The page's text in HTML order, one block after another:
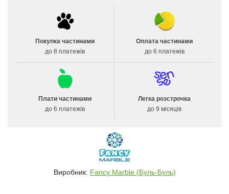
Покупка частинами
до 8 платежів
Оплата частинами
до 6 платежів
Плати частинами
до 6 платежів
Легка розстрочка
до 9 місяців
Виробник: Fancy Marble (Буль-Буль)